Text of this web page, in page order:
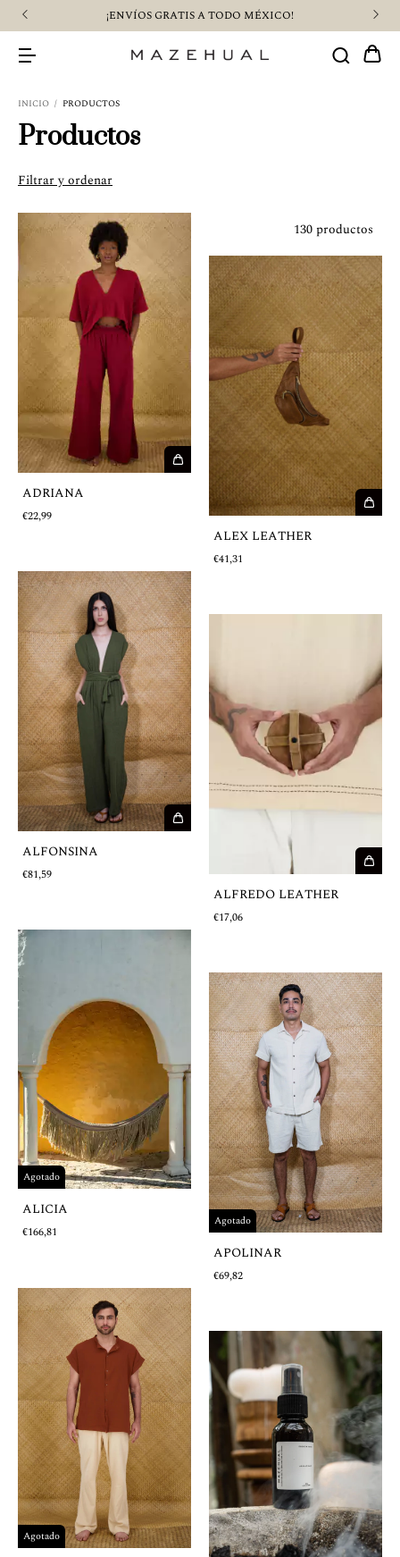
¡$500 PESOS DE CASHBACK COMPRANDO CON SLANA!
INICIO / PRODUCTOS
Productos
Filtrar y ordenar
130 productos
ADRIANA
€22,99
ALEX LEATHER
€41,31
ALFONSINA
€81,59
ALFREDO LEATHER
€17,06
Agotado
ALICIA
€166,81
Agotado
APOLINAR
€69,82
Agotado